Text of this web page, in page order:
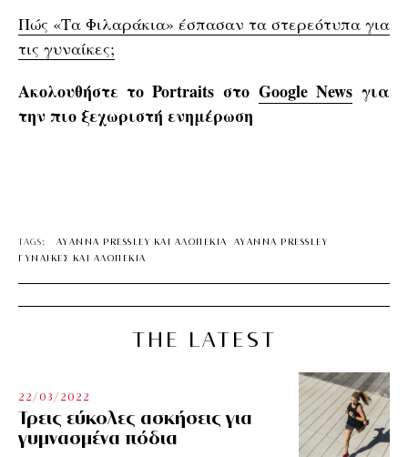
Πώς «Τα Φιλαράκια» έσπασαν τα στερεότυπα για
τις γυναίκες;
Ακολουθήστε το Portraits στο Google Newsγια
την πιο ξεχωριστή ενημέρωση
TAGS: AYANNA PRESSLEY ΚΑΙ ΑΛΩΠΕΚΙΑ
ΑYANNA PRESSLEY
ΓΥΝΑΙΚΕΣ ΚΑΙ ΑΛΩΠΕΚΙΑ
THE LATEST
22/03/2022
Τρεις εύκολες ασκήσεις για
γυμνασμένα πόδια